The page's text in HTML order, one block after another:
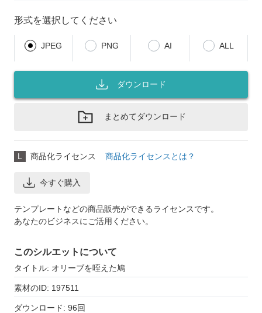
形式を選択してください
JPEG PNG AI ALL
ダウンロード
まとめてダウンロード
L 商品化ライセンス 商品化ライセンスとは？
今すぐ購入
テンプレートなどの商品販売ができるライセンスです。
あなたのビジネスにご活用ください。
このシルエットについて
タイトル: オリーブを咥えた鳩
素材のID: 197511
ダウンロード: 96回